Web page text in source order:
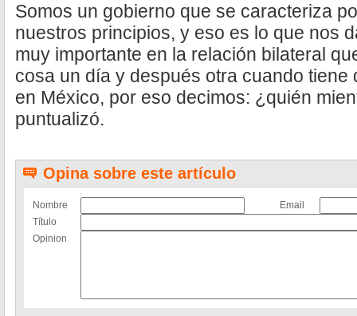
Somos un gobierno que se caracteriza
nuestros principios, y eso es lo que nos
muy importante en la relación bilateral
cosa un día y después otra cuando
en México, por eso decimos: ¿quién
puntualizó.
Opina sobre este artículo
Nombre
Email
Título
Opinion